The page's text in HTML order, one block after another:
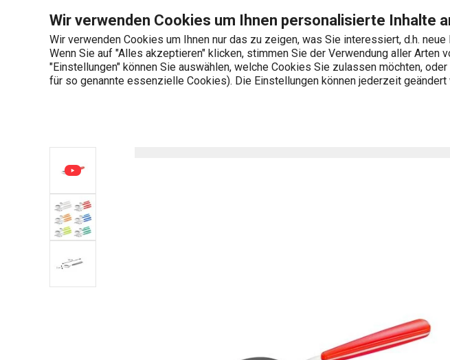
Wir verwenden Cookies um Ihnen personalisierte Inhalte
Wir verwenden Cookies um Ihnen nur das zu zeigen, was Sie interessiert, d.h. neue
Wenn Sie auf "Alles akzeptieren" klicken, stimmen Sie der Verwendung aller Arten
"Einstellungen" können Sie auswählen, welche Cookies Sie zulassen möchten,
für so genannte essenzielle Cookies). Die Einstellungen können jederzeit geändert
ZumZur
Zur
Produktkategorien +436 703 082 960
Mo-Fr 08:00-16:00
Wonach suchen Sie?